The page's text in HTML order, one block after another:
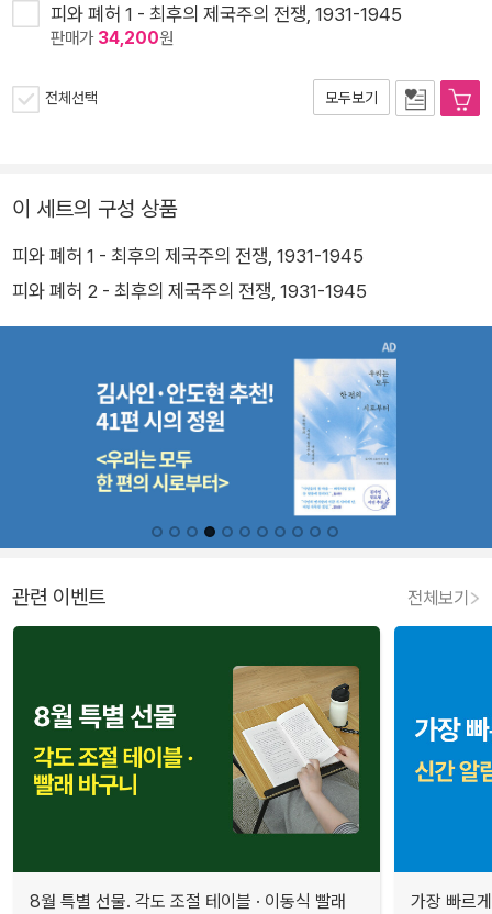
피와 폐허 1 - 최후의 제국주의 전쟁, 1931-1945
판매가 34,200원
전체선택 모두보기
이 세트의 구성 상품
피와 폐허 1 - 최후의 제국주의 전쟁, 1931-1945
피와 폐허 2 - 최후의 제국주의 전쟁, 1931-1945
관련 이벤트 전체보기
8월 특별 선물. 각도 조절 테이블 · 이동식 빨래 가장 빠르